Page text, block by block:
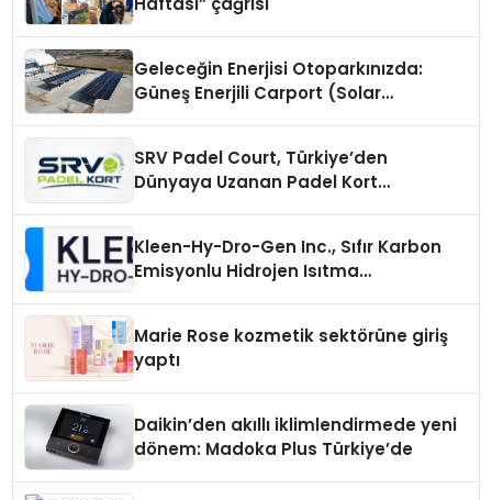
Geleceğin Enerjisi Otoparkınızda:
Güneş Enerjili Carport (Solar
SRV Padel Court, Türkiye’den
Dünyaya Uzanan Padel Kort
Kleen-Hy-Dro-Gen Inc., Sıfır Karbon
Emisyonlu Hidrojen Isıtma
Marie Rose kozmetik sektörüne giriş
yaptı
Daikin’den akıllı iklimlendirmede yeni
dönem: Madoka Plus Türkiye’de